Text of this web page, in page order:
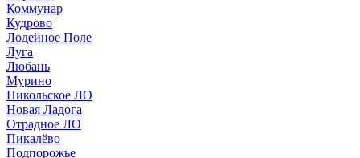
Коммунар
Кудрово
Лодейное Поле
Луга
Любань
Мурино
Никольское ЛО
Новая Ладога
Отрадное ЛО
Пикалёво
Подпорожье